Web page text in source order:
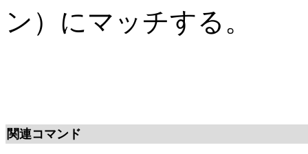
ン）にマッチする。
関連コマンド